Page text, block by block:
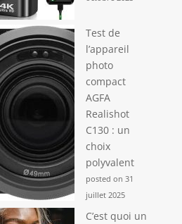
Test de
l’appareil
photo
compact
AGFA
Realishot
C130 : un
choix
polyvalent
posted on 31
juillet 2025
C’est quoi un